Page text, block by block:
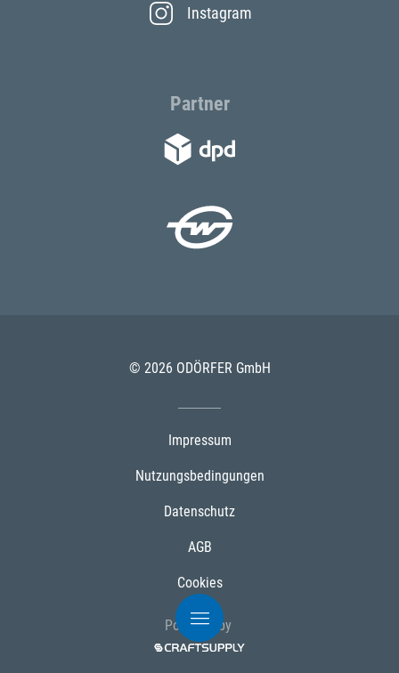
Instagram
Partner
© 2026 ODÖRFER GmbH
Impressum
Nutzungsbedingungen
Datenschutz
AGB
Cookies
Powered by